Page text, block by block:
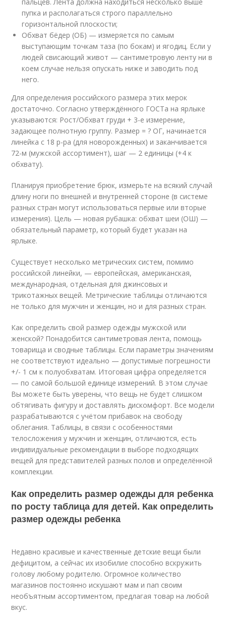
пупка и располагаться строго параллельно
горизонтальной плоскости;
Обхват бёдер (ОБ) — измеряется по самым
выступающим точкам таза (по бокам) и ягодиц. Если у
людей свисающий живот — сантиметровую ленту ни в
коем случае нельзя опускать ниже и заводить под
него.
Для определения российского размера этих мерок
достаточно. Согласно утверждённого ГОСТа на ярлыке
указываются: Рост/Обхват груди + 3-е измерение,
задающее полнотную группу. Размер = ? ОГ, начинается
линейка с 18 р-ра (для новорожденных) и заканчивается
72-м (мужской ассортимент), шаг — 2 единицы (+4 к
обхвату).
Планируя приобретение брюк, измерьте на всякий случай
длину ноги по внешней и внутренней стороне (в системе
разных стран могут использоваться первые или вторые
измерения). Цель — новая рубашка: обхват шеи (ОШ) —
обязательный параметр, который будет указан на
ярлыке.
Существует несколько метрических систем, помимо
российской линейки, — европейская, американская,
международная, отдельная для джинсовых и
трикотажных вещей. Метрические таблицы отличаются
не только для мужчин и женщин, но и для разных стран.
Как определить свой размер одежды мужской или
женской? Понадобится сантиметровая лента, помощь
товарища и сводные таблицы. Если параметры значениям
не соответствуют идеально — допустимые погрешности
+/- 1 см к полуобхватам. Итоговая цифра определяется
— по самой большой единице измерений. В этом случае
Вы можете быть уверены, что вещь не будет слишком
обтягивать фигуру и доставлять дискомфорт. Все модели
разрабатываются с учётом прибавок на свободу
облегания. Таблицы, в связи с особенностями
телосложения у мужчин и женщин, отличаются, есть
индивидуальные рекомендации в выборе подходящих
вещей для представителей разных полов и определённой
комплекции.
Как определить размер одежды для ребенка
по росту таблица для детей. Как определить
размер одежды ребенка
Недавно красивые и качественные детские вещи были
дефицитом, а сейчас их изобилие способно вскружить
голову любому родителю. Огромное количество
магазинов постоянно искушают мам и пап своим
необъятным ассортиментом, предлагая товар на любой
вкус.